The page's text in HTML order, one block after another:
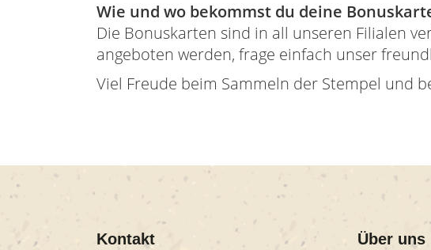
Wie und wo bekommst du deine
Die Bonuskarten sind in all unseren Filialen
angeboten werden, frage einfach unser
Viel Freude beim Sammeln der Stempel und
Kontakt Über uns